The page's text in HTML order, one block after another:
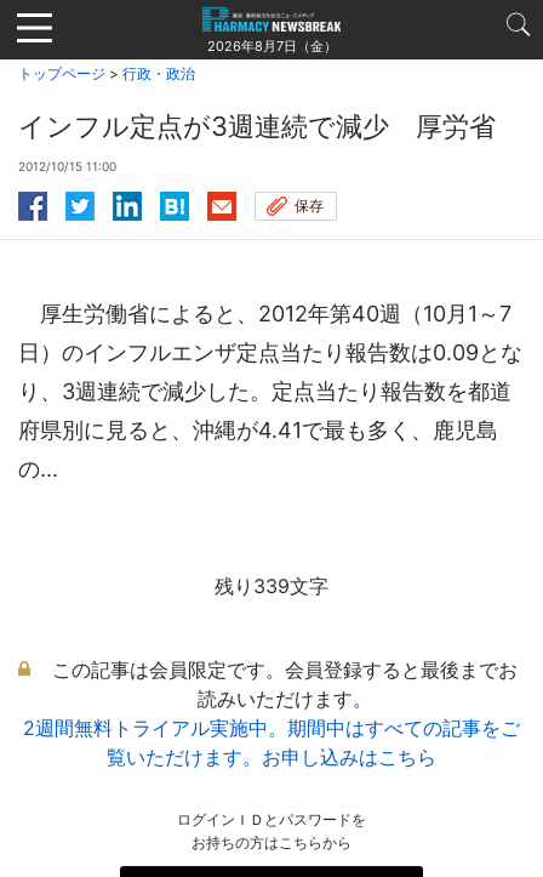
Jump
to
navigation
2026年8月7日（金）
トップページ > 行政・政治
インフル定点が3週連続で減少 厚労省
2012/10/15 11:00
保存
厚生労働省によると、2012年第40週（10月1～7
日）のインフルエンザ定点当たり報告数は0.09とな
り、3週連続で減少した。定点当たり報告数を都道
府県別に見ると、沖縄が4.41で最も多く、鹿児島
の...
残り339文字
この記事は会員限定です。会員登録すると最後までお
読みいただけます。
2週間無料トライアル実施中。期間中はすべての記事をご
覧いただけます。お申し込みはこちら
ログインＩＤとパスワードを
お持ちの方はこちらから